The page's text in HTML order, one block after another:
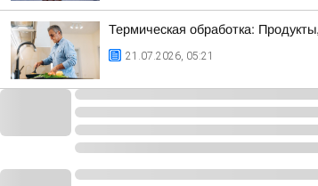
Термическая обработка:
21.07.2026, 05:21